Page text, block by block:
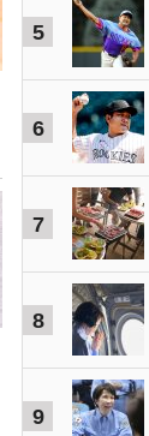
5
6
7
8
9